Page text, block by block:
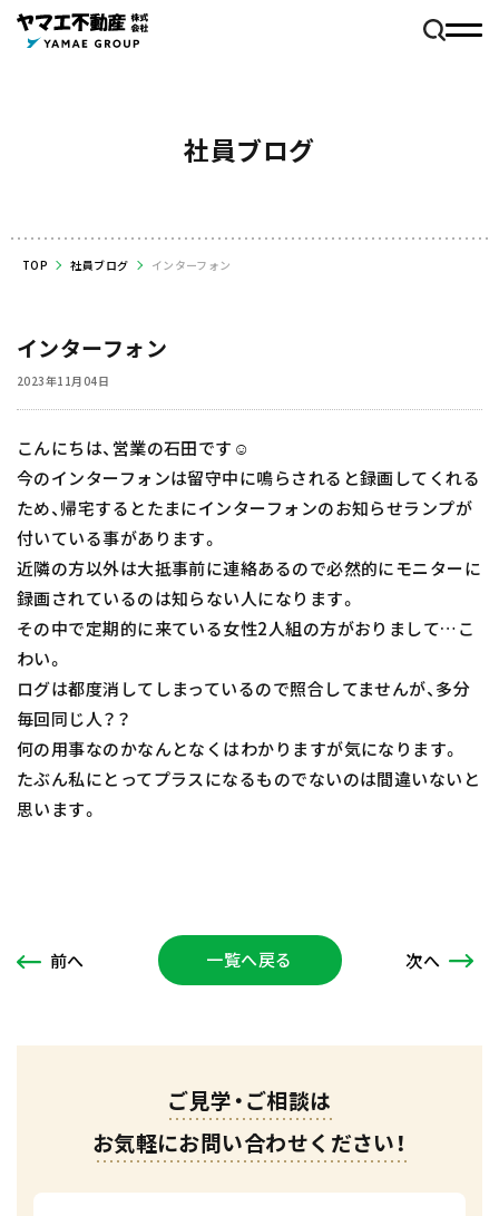
社員ブログ
TOP 社員ブログ インターフォン
インターフォン
2023年11月04日
こんにちは、営業の石田です☺️
今のインターフォンは留守中に鳴らされると録画してくれる
ため、帰宅するとたまにインターフォンのお知らせランプが
付いている事があります。
近隣の方以外は大抵事前に連絡あるので必然的にモニターに
録画されているのは知らない人になります。
その中で定期的に来ている女性2人組の方がおりまして…こ
わい。
ログは都度消してしまっているので照合してませんが、多分
毎回同じ人？？
何の用事なのかなんとなくはわかりますが気になります。
たぶん私にとってプラスになるものでないのは間違いないと
思います。
前へ 一覧へ戻る 次へ
ご見学・ご相談は
お気軽にお問い合わせください！